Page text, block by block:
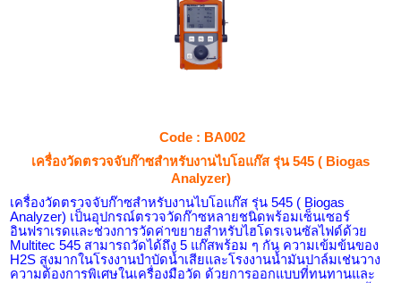
Code : BA002
เครื่องวัดตรวจจับก๊าซสำหรับงานไบโอแก๊ส รุ่น 545 ( Biogas
Analyzer)
เครื่องวัดตรวจจับก๊าซสำหรับงานไบโอแก๊ส รุ่น 545 ( Biogas
Analyzer) เป็นอุปกรณ์ตรวจวัดก๊าซหลายชนิดพร้อมเซ็นเซอร์
อินฟราเรดและช่วงการวัดค่าขยายสำหรับไฮโดรเจนซัลไฟด์ด้วย
Multitec545 สามารถวัดได้ถึง 5 แก๊สพร้อม ๆ กัน ความเข้มข้นของ
H2S สูงมากในโรงงานบำบัดน้ำเสียและโรงงานน้ำมันปาล์มเช่นวาง
ความต้องการพิเศษในเครื่องมือวัด ด้วยการออกแบบที่ทนทานและ